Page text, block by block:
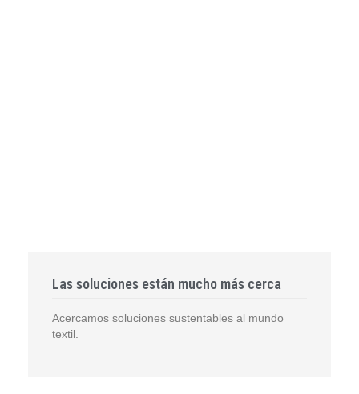
Las soluciones están mucho más cerca
Acercamos soluciones sustentables al mundo
textil.